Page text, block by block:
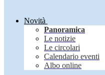
Novità
Panoramica
Le notizie
Le circolari
Calendario eventi
Albo online